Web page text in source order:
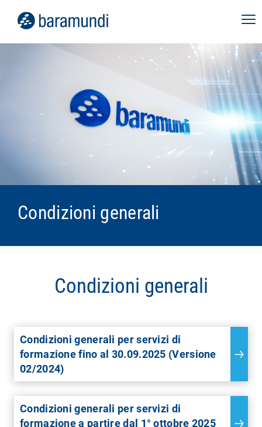
Condizioni generali
Condizioni generali
Condizioni generali per servizi di
formazione fino al 30.09.2025 (Versione
02/2024)
Condizioni generali per servizi di
formazione a partire dal 1° ottobre 2025